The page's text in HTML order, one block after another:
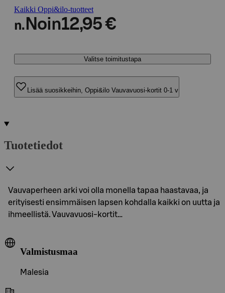
Kaikki Oppi&ilo-tuotteet
n. Noin12,95 €
Valitse toimitustapa
Lisää suosikkeihin, Oppi&ilo Vauvavuosi-kortit 0-1 v
Tuotetiedot
Vauvaperheen arki voi olla monella tapaa haastavaa, ja
erityisesti ensimmäisen lapsen kohdalla kaikki on uutta ja
ihmeellistä. Vauvavuosi-kortit…
Valmistusmaa
Malesia